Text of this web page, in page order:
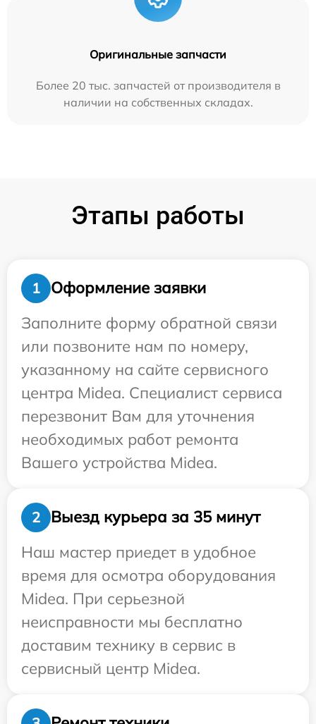
Оригинальные запчасти
Более 20 тыс. запчастей от производителя в
наличии на собственных складах.
Этапы работы
1
Оформление заявки
Заполните форму обратной связи
или позвоните нам по номеру,
указанному на сайте сервисного
центра Midea. Специалист сервиса
перезвонит Вам для уточнения
необходимых работ ремонта
Вашего устройства Midea.
2
Выезд курьера за 35 минут
Наш мастер приедет в удобное
время для осмотра оборудования
Midea. При серьезной
неисправности мы бесплатно
доставим технику в сервис в
сервисный центр Midea.